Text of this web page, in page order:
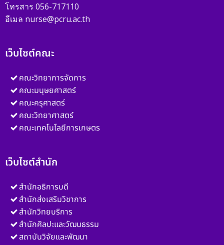
โทรสาร 056-717110
อีเมล nurse@pcru.ac.th
เว็บไซต์คณะ
คณะวิทยาการจัดการ
คณะมนุษยศาสตร์
คณะครุศาสตร์
คณะวิทยาศาสตร์
คณะเทคโนโลยีการเกษตร
เว็บไซต์สำนัก
สำนักอธิการบดี
สำนักส่งเสริมวิชาการ
สำนักวิทยบริการ
สำนักศิลปะและวัฒนธรรม
สถาบันวิจัยและพัฒนา